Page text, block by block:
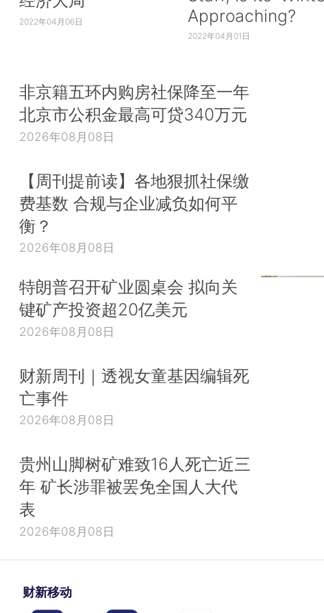
2022年04月06日
Approaching?
2022年04月01日
非京籍五环内购房社保降至一年
北京市公积金最高可贷340万元
2026年08月08日
【周刊提前读】各地狠抓社保缴
费基数 合规与企业减负如何平
衡？
2026年08月08日
特朗普召开矿业圆桌会 拟向关
键矿产投资超20亿美元
2026年08月08日
财新周刊｜透视女童基因编辑死
亡事件
2026年08月08日
贵州山脚树矿难致16人死亡近三
年 矿长涉罪被罢免全国人大代
表
2026年08月08日
财新移动